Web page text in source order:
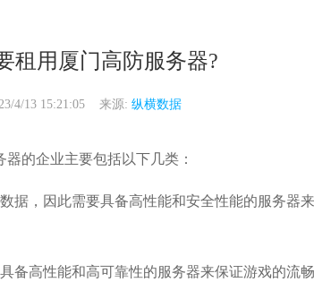
租用厦门高防服务器?
4/13 15:21:05 来源: 纵横数据
器的企业主要包括以下几类：
据，因此需要具备高性能和安全性能的服务器
备高性能和高可靠性的服务器来保证游戏的流